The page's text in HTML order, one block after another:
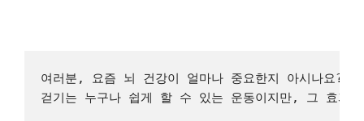
여러분, 요즘 뇌 건강이 얼마나 중요한지 아시나요?
걷기는 누구나 쉽게 할 수 있는 운동이지만, 그 효과